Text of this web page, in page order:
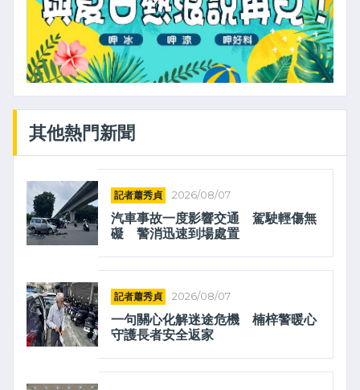
其他熱門新聞
記者蕭秀貞 2026/08/07
汽車事故一度影響交通 駕駛輕傷無
礙 警消迅速到場處置
記者蕭秀貞 2026/08/07
一句關心化解迷途危機 楠梓警暖心
守護長者安全返家